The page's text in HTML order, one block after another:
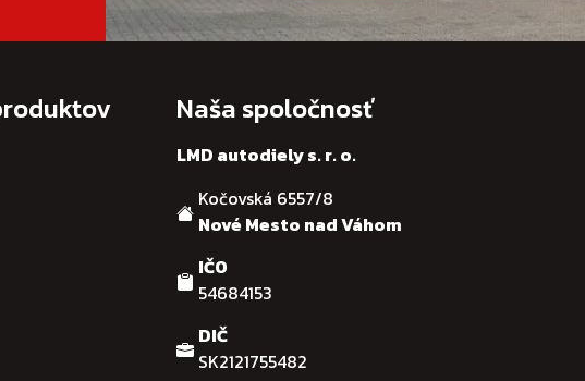
Naša spoločnosť
LMD autodiely s. r. o.
Kočovská 6557/8
Nové Mesto nad Váhom
IČO
54684153
DIČ
SK2121755482